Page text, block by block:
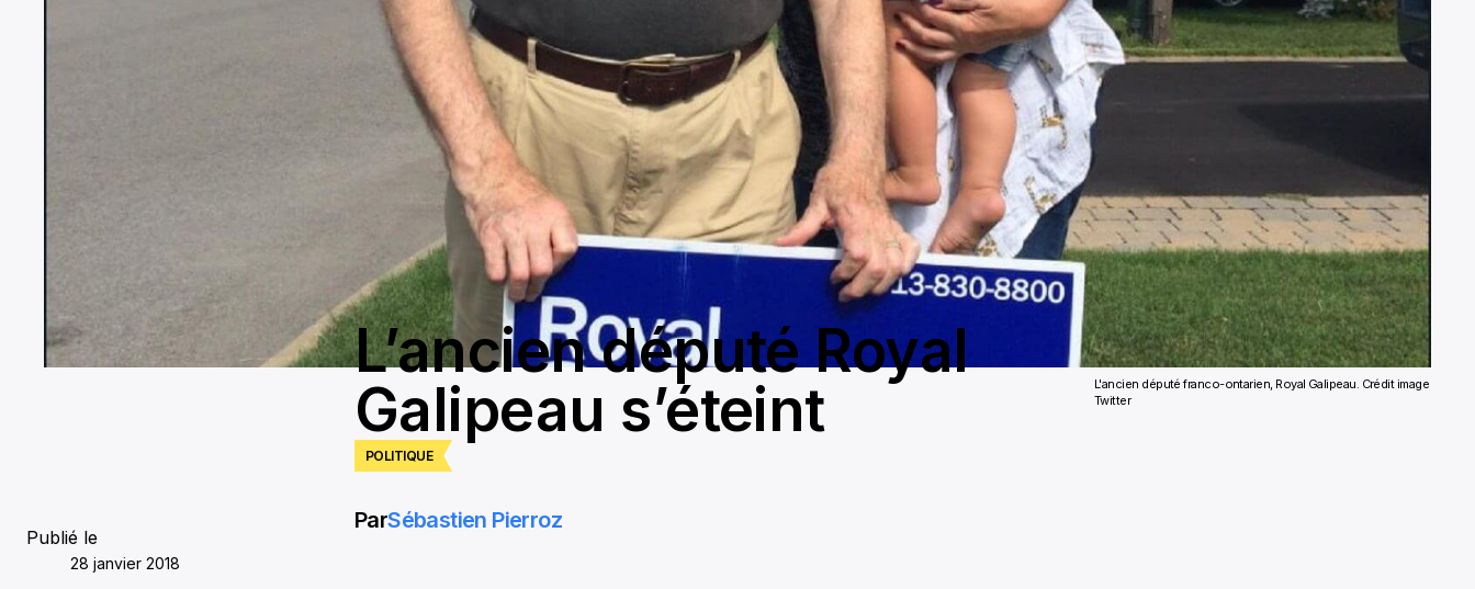
L'ancien député franco-ontarien, Royal Galipeau. Crédit image
Twitter
POLITIQUE
L’ancien député Royal
Galipeau s’éteint
Publié le
28 janvier 2018
ParSébastien Pierroz